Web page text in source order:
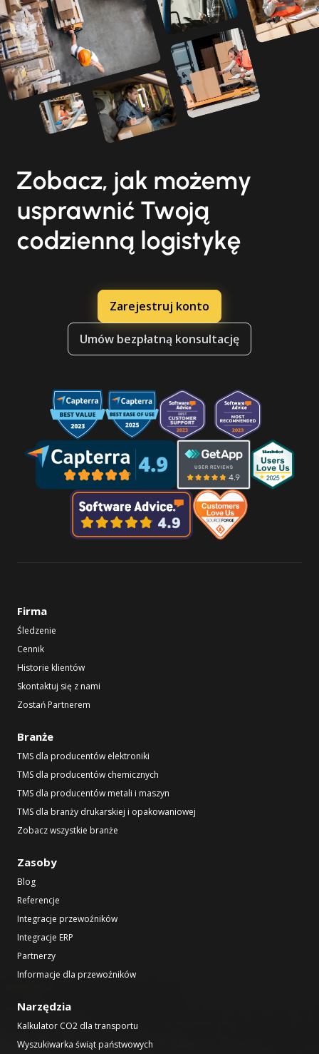
Zobacz, jak możemy
usprawnić Twoją
codzienną logistykę
Zarejestruj konto
Umów bezpłatną konsultację
Firma
Śledzenie
Cennik
Historie klientów
Skontaktuj się z nami
Zostań Partnerem
Branże
TMS dla producentów elektroniki
TMS dla producentów chemicznych
TMS dla producentów metali i maszyn
TMS dla branży drukarskiej i opakowaniowej
Zobacz wszystkie branże
Zasoby
Blog
Referencje
Integracje przewoźników
Integracje ERP
Partnerzy
Informacje dla przewoźników
Narzędzia
Kalkulator CO2 dla transportu
Wyszukiwarka świąt państwowych